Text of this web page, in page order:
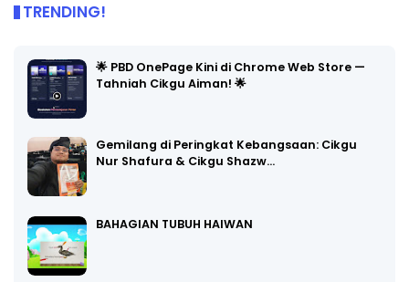
TRENDING!
🌟 PBD OnePage Kini di Chrome Web Store —
Tahniah Cikgu Aiman! 🌟
Gemilang di Peringkat Kebangsaan: Cikgu
Nur Shafura & Cikgu Shazw…
BAHAGIAN TUBUH HAIWAN